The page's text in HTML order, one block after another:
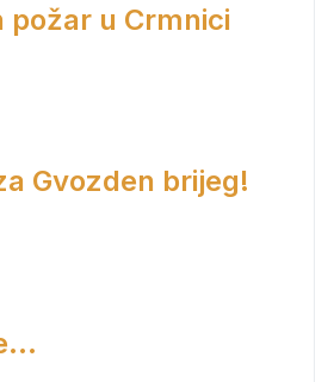
požar u Crmnici
Gvozden brijeg!